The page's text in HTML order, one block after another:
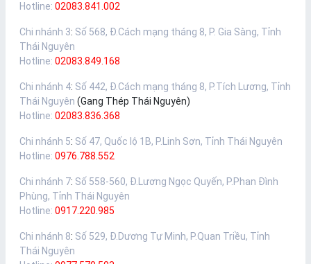
Hotline: 02083.841.002
Chi nhánh 3: Số 568, Đ.Cách mạng tháng 8, P. Gia Sàng, Tỉnh
Thái Nguyên
Hotline: 02083.849.168
Chi nhánh 4: Số 442, Đ.Cách mạng tháng 8, P.Tích Lương, Tỉnh
Thái Nguyên (Gang Thép Thái Nguyên)
Hotline: 02083.836.368
Chi nhánh 5: Số 47, Quốc lộ 1B, P.Linh Sơn, Tỉnh Thái Nguyên
Hotline: 0976.788.552
Chi nhánh 7: Số 558-560, Đ.Lương Ngọc Quyến, P.Phan Đình
Phùng, Tỉnh Thái Nguyên
Hotline: 0917.220.985
Chi nhánh 8: Số 529, Đ.Dương Tự Minh, P.Quan Triều, Tỉnh
Thái Nguyên